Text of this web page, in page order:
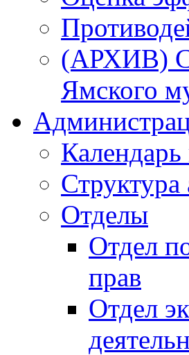
(АРХИВ)
Ямского
Отделы
Отдел
прав
Отдел